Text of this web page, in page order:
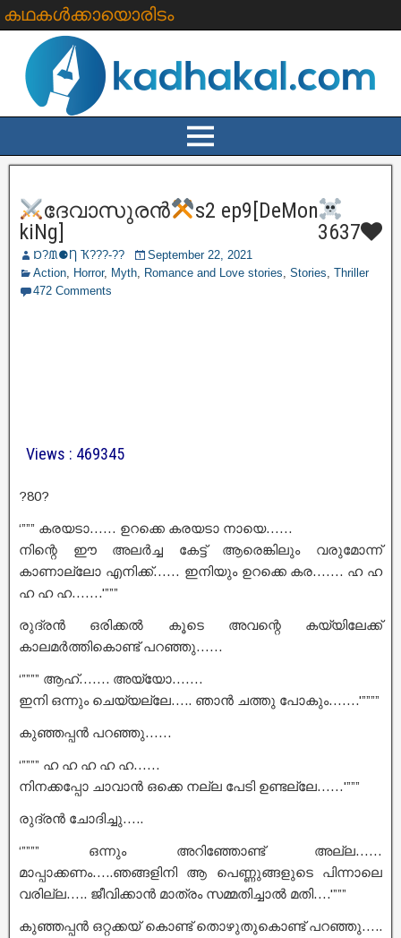
കഥകൾക്കായൊരിടം
ദേവാസുരൻ
s2 ep9[DeMon
kiNg]
3637
Ɒ?ᙢ⚈Ƞ Ҡ???‐??
September 22, 2021
Action Horror, Myth Romance and Love stories Stories Thriller
472 Comments
Views : 469345
?80?
‘””” കരയടാ…… ഉറക്കെ കരയടാ നായെ……
നിന്റെ ഈ അലർച്ച കേട്ട് ആരെങ്കിലും വരുമോന്ന്
കാണാല്ലോ എനിക്ക്…… ഇനിയും ഉറക്കെ കര……. ഹ ഹ
ഹ ഹ ഹ…….'”””
രുദ്രൻ ഒരിക്കൽ കൂടെ അവന്റെ കയ്യിലേക്ക്
കാലമർത്തികൊണ്ട് പറഞ്ഞു……
‘”””” ആഹ്……. അയ്യോ…….
ഇനി ഒന്നും ചെയ്യല്ലേ….. ഞാൻ ചത്തു പോകും…….'””””
കുഞ്ഞപ്പൻ പറഞ്ഞു……
‘”””” ഹ ഹ ഹ ഹ ഹ……
നിനക്കപ്പോ ചാവാൻ ഒക്കെ നല്ല പേടി ഉണ്ടല്ലേ……'”””
രുദ്രൻ ചോദിച്ചു…..
‘”””” ഒന്നും അറിഞ്ഞോണ്ട് അല്ല……
മാപ്പാക്കണം…..ഞങ്ങളിനി ആ പെണ്ണുങ്ങളുടെ പിന്നാലെ
വരില്ല….. ജീവിക്കാൻ മാത്രം സമ്മതിച്ചാൽ മതി….'”””
കുഞ്ഞപ്പൻ ഒറ്റക്കയ് കൊണ്ട് തൊഴുതുകൊണ്ട് പറഞ്ഞു…..